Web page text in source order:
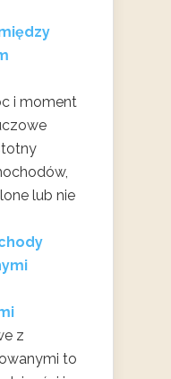
i moment
lub nie
z
to